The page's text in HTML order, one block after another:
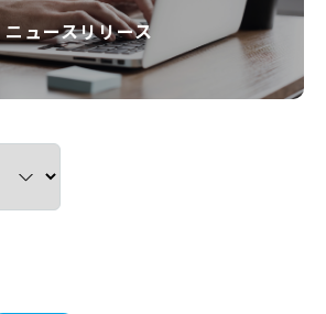
ニュースリリース